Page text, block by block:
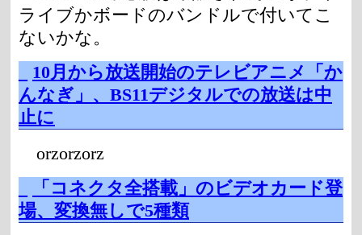
ライブかボードのバンドルで付いてこ
ないかな。
10月から放送開始のテレビアニメ「か
んなぎ」、BS11デジタルでの放送は中
止に
orzorzorz
「コネクタ全搭載」のビデオカード登
場、変換無しで5種類